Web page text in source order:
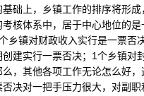
础上，乡镇工作的排序将形
体系中，居于中心地位的是
乡镇对财政收入实行是一票否
建实行一票否决；1个乡镇对
，其他各项工作无论怎么好
决对一把手压力很大，对副